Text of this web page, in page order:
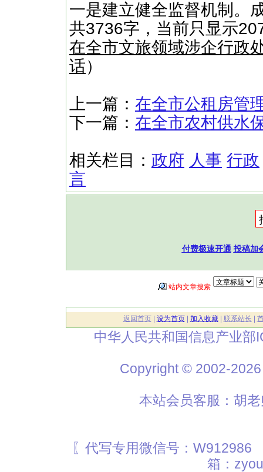
一是建立健全监督机制
共3736字，当前只显示
在全市文旅领域涉企行政
话）
上一篇： 在全市公租房管
下一篇： 在全市农村供水
相关栏目： 政府 人事 行政
言
付费极速开通 投稿加
站内文章搜索
返回首页| 设为首页| 加入收藏| 联系站长
中华人民共和国信息产业部
Copyright © 2002-
本站会员客服：胡
〖代写专用微信号：
箱：